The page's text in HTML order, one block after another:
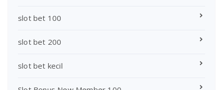
slot bet 100
slot bet 200
slot bet kecil